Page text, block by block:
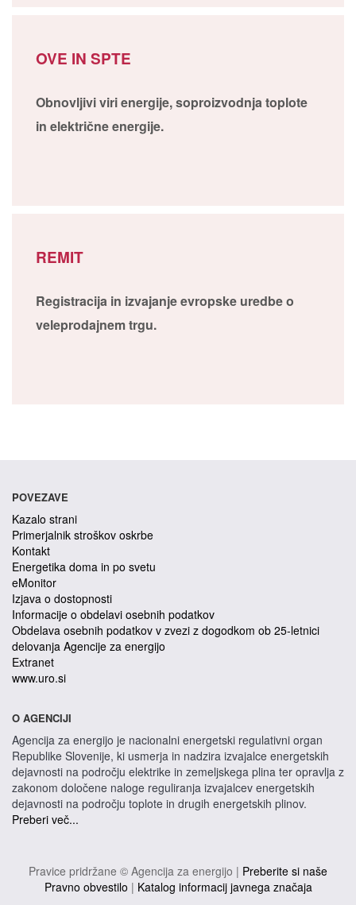
OVE IN SPTE
Obnovljivi viri energije, soproizvodnja toplote
in električne energije.
REMIT
Registracija in izvajanje evropske uredbe o
veleprodajnem trgu.
POVEZAVE
Kazalo strani
Primerjalnik stroškov oskrbe
Kontakt
Energetika doma in po svetu
eMonitor
Izjava o dostopnosti
Informacije o obdelavi osebnih podatkov
Obdelava osebnih podatkov v zvezi z dogodkom ob 25-letnici
delovanja Agencije za energijo
Extranet
www.uro.si
O AGENCIJI
Agencija za energijo je nacionalni energetski regulativni organ
Republike Slovenije, ki usmerja in nadzira izvajalce energetskih
dejavnosti na področju elektrike in zemeljskega plina ter opravlja z
zakonom določene naloge reguliranja izvajalcev energetskih
dejavnosti na področju toplote in drugih energetskih plinov.
Preberi več...
Pravice pridržane © Agencija za energijo | Preberite si naše
Pravno obvestilo | Katalog informacij javnega značaja